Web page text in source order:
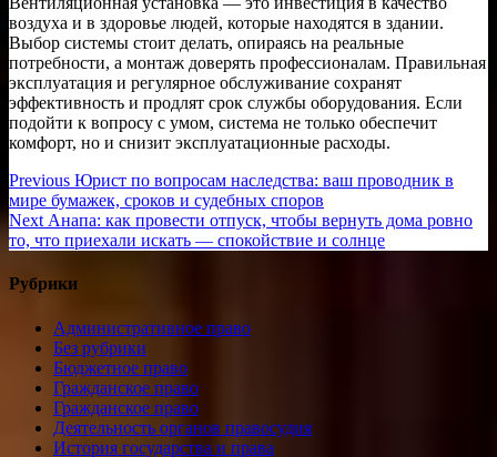
воздуха и в здоровье людей, которые находятся в здании.
Выбор системы стоит делать, опираясь на реальные
потребности, а монтаж доверять профессионалам. Правильная
эксплуатация и регулярное обслуживание сохранят
эффективность и продлят срок службы оборудования. Если
подойти к вопросу с умом, система не только обеспечит
комфорт, но и снизит эксплуатационные расходы.
Навигация
по
записям
Previous Previous
post:
Юрист по вопросам наследства: ваш проводник в
мире бумажек, сроков и судебных споров
Next Next
post:
Анапа: как провести отпуск, чтобы вернуть дома ровно
то, что приехали искать — спокойствие и солнце
Рубрики
Административное право
Без рубрики
Бюджетное право
Гражданское право
Гражданское право
Деятельность органов правосудия
История государства и права